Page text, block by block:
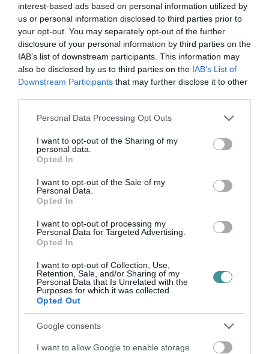
interest-based ads based on personal information utilized by
us or personal information disclosed to third parties prior to
your opt-out. You may separately opt-out of the further
disclosure of your personal information by third parties on the
IAB’s list of downstream participants. This information may
also be disclosed by us to third parties on the IAB’s List of
Downstream Participants that may further disclose it to other
Please note that this website/app uses one or more Google
not limited to your visit or usage behaviour. You may click to
grant or deny consent to Google and its third-party tags to
use your data for below specified purposes in below Google
consent section.
Personal Data Processing Opt Outs
I want to opt-out of the Sharing of my
personal data.
Opted In
I want to opt-out of the Sale of my
Personal Data.
Opted In
I want to opt-out of processing my
Personal Data for Targeted Advertising.
Opted In
I want to opt-out of Collection, Use,
Retention, Sale, and/or Sharing of my
Personal Data that Is Unrelated with the
Purposes for which it was collected.
Opted Out
Google consents
I want to allow Google to enable storage
Legfrissebb híreink
MENTŐK IS A HELYSZÍNRE ÉRKE...
2026. augusztus 06
HÍREK A GARÁZSBÓL: CHERY TIGGO 9
PHEV LUXURY – A KÍNAI PR...
LAKÓÉPÜLETEK LÁNGOLTAK SZERDÁN
2026. augusztus 06|Riasztó
„NEM TETTÜNK NYOMÁST A FIUNKRA” –
2026. augusztus 06|Sport